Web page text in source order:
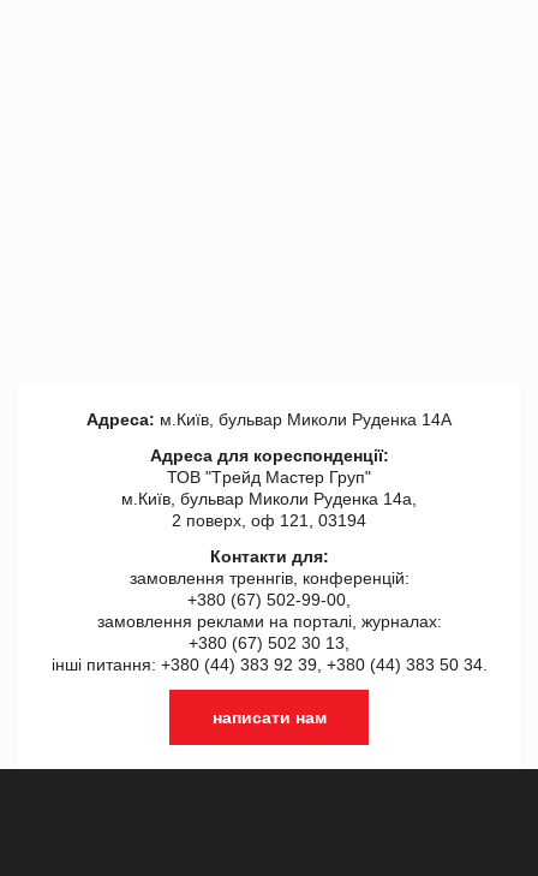
Адреса: м.Київ, бульвар Миколи Руденка 14А
Адреса для кореспонденції:
ТОВ "Tрейд Мастер Груп"
м.Київ, бульвар Миколи Руденка 14а,
2 поверх, оф 121, 03194
Контакти для:
замовлення треннгів, конференцій:
+380 (67) 502-99-00,
замовлення реклами на порталі, журналах:
+380 (67) 502 30 13,
інші питання: +380 (44) 383 92 39, +380 (44) 383 50 34.
написати нам